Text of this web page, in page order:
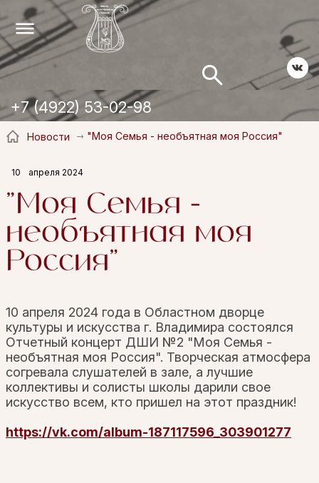
+7 (4922) 53-02-98
Новости "Моя Семья - необъятная моя Россия"
10 апреля 2024
"Моя Семья -
необъятная моя
Россия"
10 апреля 2024 года в Областном дворце
культуры и искусства г. Владимира состоялся
Отчетный концерт ДШИ №2 "Моя Семья -
необъятная моя Россия". Творческая атмосфера
согревала слушателей в зале, а лучшие
коллективы и солисты школы дарили свое
искусство всем, кто пришел на этот праздник!
https://vk.com/album-187117596_303901277